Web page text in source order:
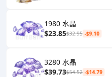
1980 水晶
$23.85$32.95 -$9.10
3280 水晶
$39.73$54.52 -$14.79